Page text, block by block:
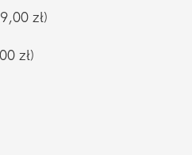
zł)
zł)